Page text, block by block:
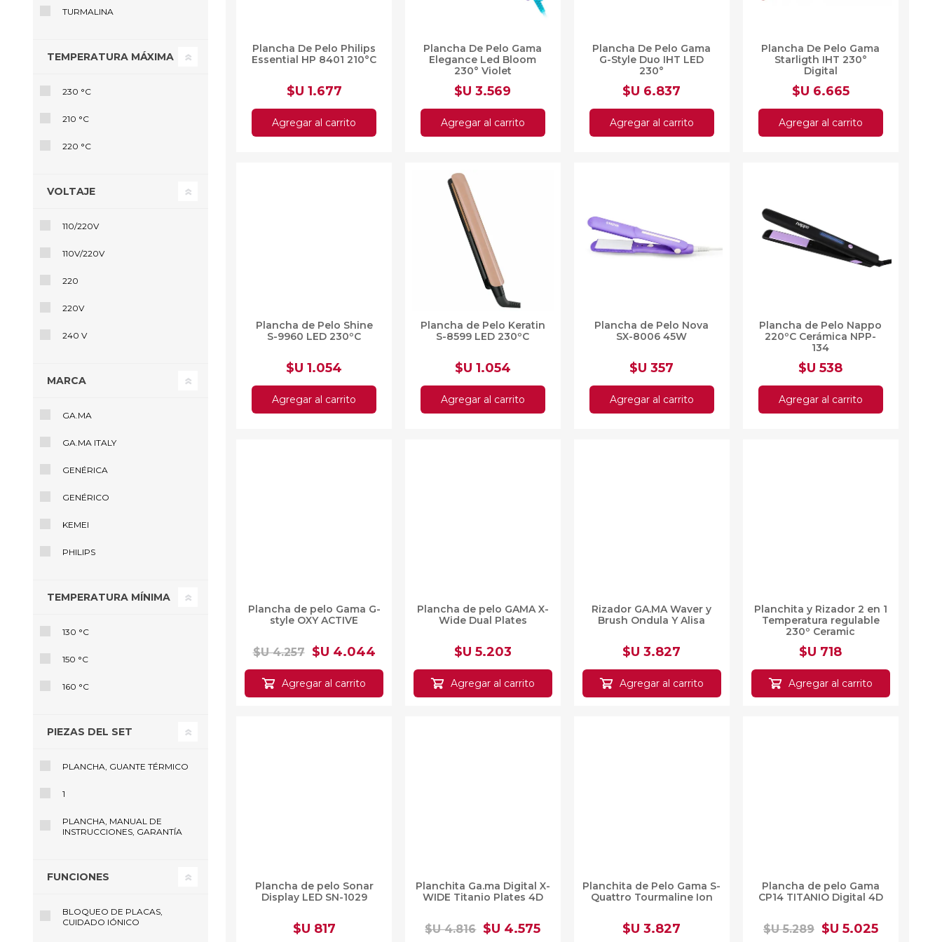
Plancha De Pelo Philips
Essential HP 8401 210°C
$U 1.677
Agregar al carrito
Plancha De Pelo Gama
Elegance Led Bloom
230° Violet
$U 3.569
Agregar al carrito
Plancha De Pelo Gama
G-Style Duo IHT LED
230°
$U 6.837
Agregar al carrito
Plancha De Pelo Gama
Starligth IHT 230°
Digital
$U 6.665
Agregar al carrito
Plancha de Pelo Shine
S-9960 LED 230ºC
$U 1.054
Agregar al carrito
Plancha de Pelo Keratin
S-8599 LED 230ºC
$U 1.054
Agregar al carrito
Plancha de Pelo Nova
SX-8006 45W
$U 357
Agregar al carrito
Plancha de Pelo Nappo
220ºC Cerámica NPP-
134
$U 538
Agregar al carrito
Plancha de pelo Gama
G-style OXY ACTIVE
$U 4.257 $U 4.044
Agregar al carrito
Plancha de pelo GAMA
X-Wide Dual Plates
$U 5.203
Agregar al carrito
Rizador GA.MA Waver y
Brush Ondula Y Alisa
$U 3.827
Agregar al carrito
Planchita y Rizador 2
en 1 Temperatura
regulable 230º Ceramic
$U 718
Agregar al carrito
Plancha de pelo Sonar
Display LED SN-1029
$U 817
Planchita Ga.ma Digital
X-WIDE Titanio Plates
4D
$U 4.816 $U 4.575
Planchita de Pelo Gama
S-Quattro Tourmaline
Ion
$U 3.827
Plancha de pelo Gama
CP14 TITANIO Digital 4D
$U 5.289 $U 5.025
TURMALINA
TEMPERATURA MÁXIMA
230 °C
210 °C
220 °C
VOLTAJE
110/220V
110V/220V
220
220V
240 V
MARCA
GA.MA
GA.MA ITALY
GENÉRICA
GENÉRICO
KEMEI
PHILIPS
TEMPERATURA MÍNIMA
130 °C
150 °C
160 °C
PIEZAS DEL SET
PLANCHA, GUANTE TÉRMICO
1
PLANCHA, MANUAL DE
INSTRUCCIONES, GARANTÍA
FUNCIONES
BLOQUEO DE PLACAS,
CUIDADO IÓNICO